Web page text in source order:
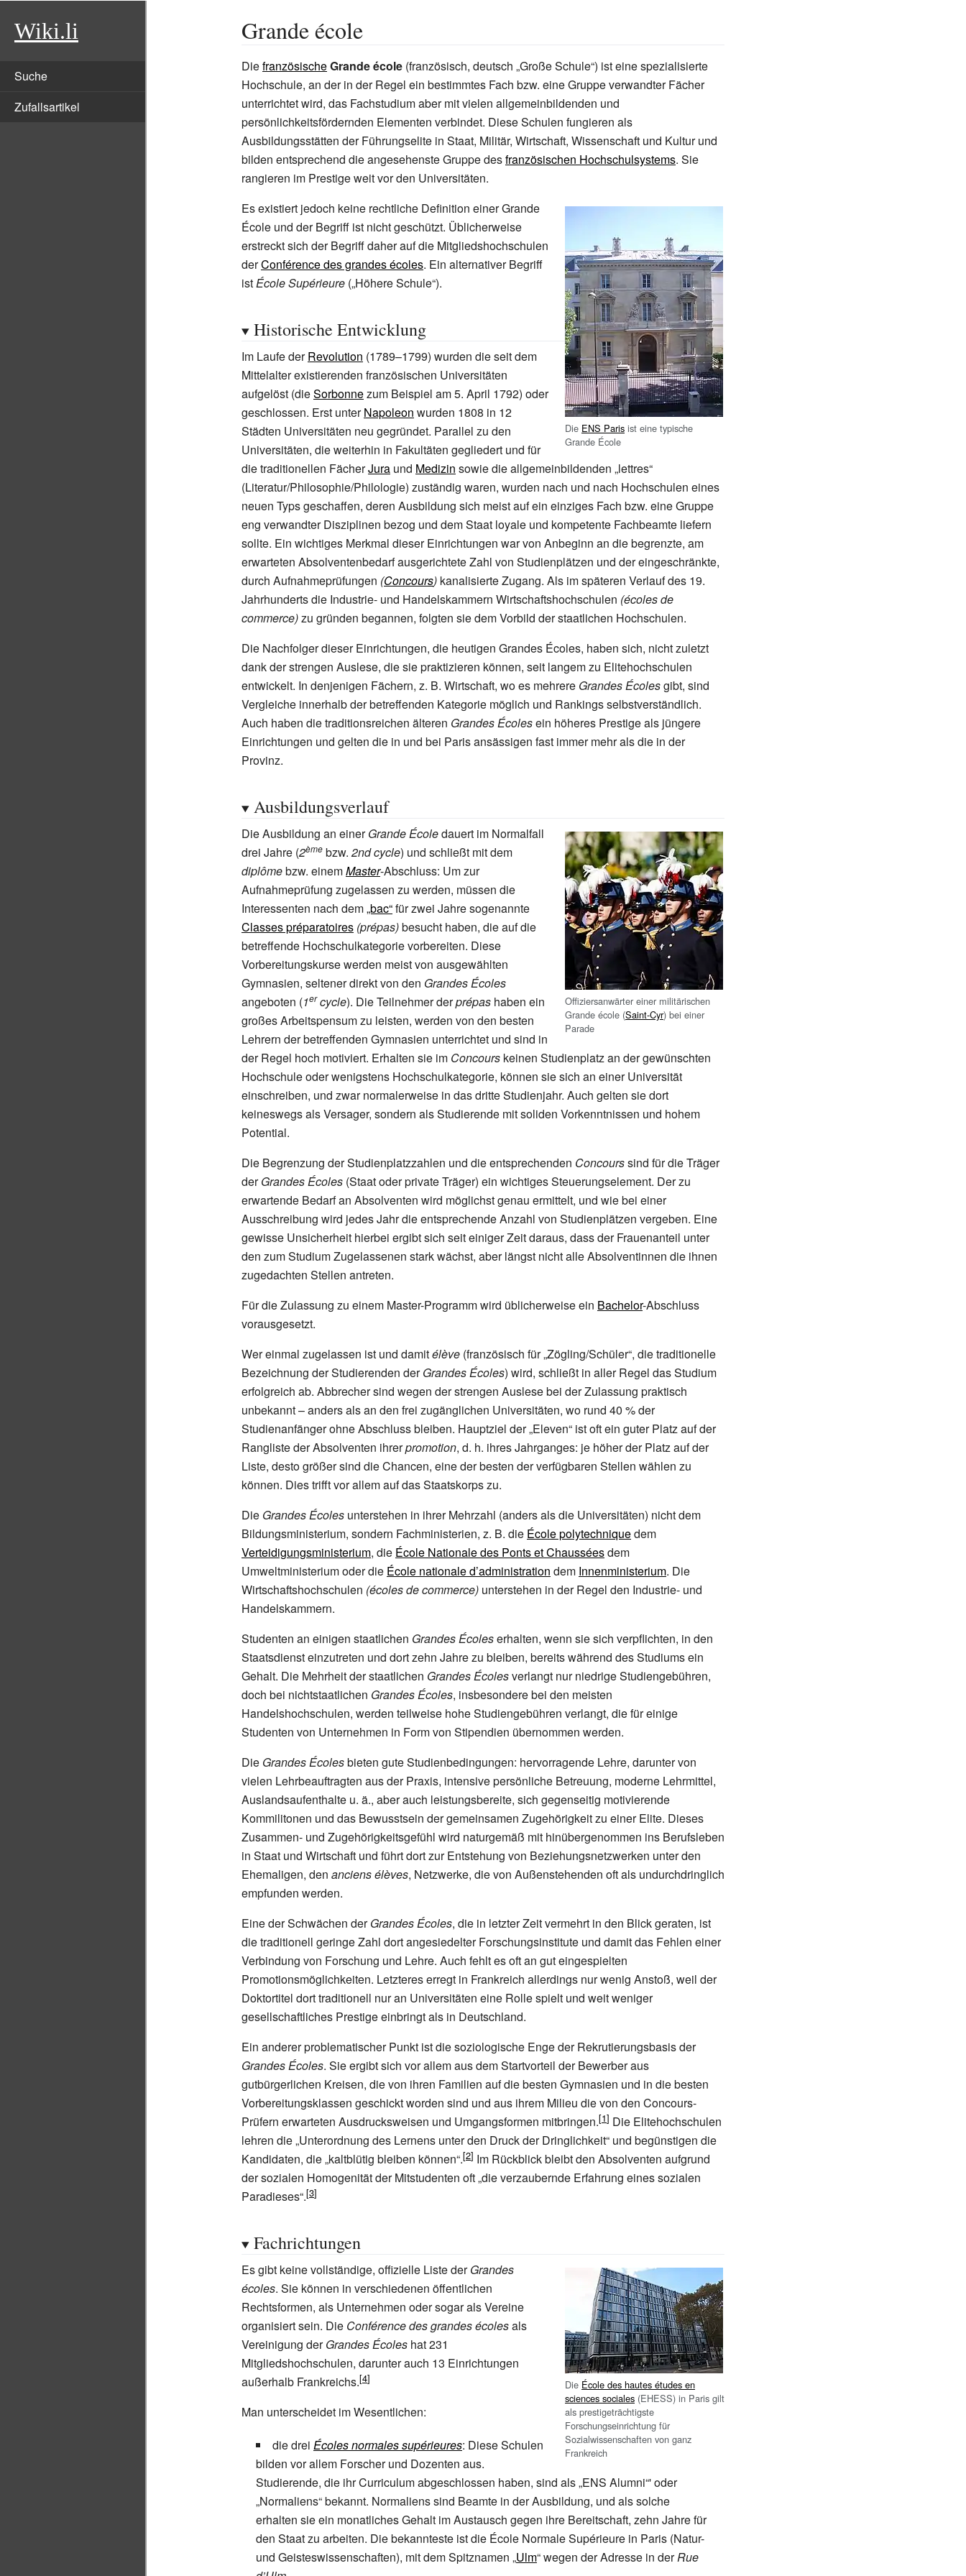
Wiki.li
Suche
Zufallsartikel
Grande école
DiefranzösischeGrande école (französisch, deutsch „Große Schule“) ist eine spezialisierte
Hochschule, an der in der Regel ein bestimmtes Fach bzw. eine Gruppe verwandter Fächer
unterrichtet wird, das Fachstudium aber mit vielen allgemeinbildenden und
persönlichkeitsfördernden Elementen verbindet. Diese Schulen fungieren als
Ausbildungsstätten der Führungselite in Staat, Militär, Wirtschaft, Wissenschaft und Kultur und
bilden entsprechend die angesehenste Gruppe desfranzösischen Hochschulsystems. Sie
rangieren im Prestige weit vor den Universitäten.
Die ENS Paris ist eine typische
Grande École
Es existiert jedoch keine rechtliche Definition einer Grande
École und der Begriff ist nicht geschützt. Üblicherweise
erstreckt sich der Begriff daher auf die Mitgliedshochschulen
derConférence des grandes écoles. Ein alternativer Begriff
istÉcole Supérieure („Höhere Schule“).
Historische Entwicklung
Im Laufe derRevolution (1789–1799) wurden die seit dem
Mittelalter existierenden französischen Universitäten
aufgelöst (dieSorbonnezum Beispiel am 5. April 1792) oder
geschlossen. Erst unterNapoleon wurden 1808 in 12
Städten Universitäten neu gegründet. Parallel zu den
Universitäten, die weiterhin in Fakultäten gegliedert und für
die traditionellen FächerJura und Medizin sowie die allgemeinbildenden „lettres“
(Literatur/Philosophie/Philologie) zuständig waren, wurden nach und nach Hochschulen eines
neuen Typs geschaffen, deren Ausbildung sich meist auf ein einziges Fach bzw. eine Gruppe
eng verwandter Disziplinen bezog und dem Staat loyale und kompetente Fachbeamte liefern
sollte. Ein wichtiges Merkmal dieser Einrichtungen war von Anbeginn an die begrenzte, am
erwarteten Absolventenbedarf ausgerichtete Zahl von Studienplätzen und der eingeschränkte,
durch Aufnahmeprüfungen (Concours) kanalisierte Zugang. Als im späteren Verlauf des 19.
Jahrhunderts die Industrie- und Handelskammern Wirtschaftshochschulen (écoles de
commerce)zu gründen begannen, folgten sie dem Vorbild der staatlichen Hochschulen.
Die Nachfolger dieser Einrichtungen, die heutigen Grandes Écoles, haben sich, nicht zuletzt
dank der strengen Auslese, die sie praktizieren können, seit langem zu Elitehochschulen
entwickelt. In denjenigen Fächern, z. B. Wirtschaft, wo es mehrere Grandes Écolesgibt, sind
Vergleiche innerhalb der betreffenden Kategorie möglich und Rankings selbstverständlich.
Auch haben die traditionsreichen älteren Grandes Écolesein höheres Prestige als jüngere
Einrichtungen und gelten die in und bei Paris ansässigen fast immer mehr als die in der
Provinz.
Ausbildungsverlauf
Offiziersanwärter einer militärischen
Grande école (Saint-Cyr) bei einer
Parade
Die Ausbildung an einerGrande Écoledauert im Normalfall
drei Jahre (2ème bzw. 2nd cycle) und schließt mit dem
diplômebzw. einemMaster-Abschluss: Um zur
Aufnahmeprüfung zugelassen zu werden, müssen die
Interessenten nach dem„bac“für zwei Jahre sogenannte
Classes préparatoires (prépas)besucht haben, die auf die
betreffende Hochschulkategorie vorbereiten. Diese
Vorbereitungskurse werden meist von ausgewählten
Gymnasien, seltener direkt von den Grandes Écoles
angeboten (1ercycle). Die Teilnehmer derprépas haben ein
großes Arbeitspensum zu leisten, werden von den besten
Lehrern der betreffenden Gymnasien unterrichtet und sind in
der Regel hoch motiviert. Erhalten sie im Concours keinen Studienplatz an der gewünschten
Hochschule oder wenigstens Hochschulkategorie, können sie sich an einer Universität
einschreiben, und zwar normalerweise in das dritte Studienjahr. Auch gelten sie dort
keineswegs als Versager, sondern als Studierende mit soliden Vorkenntnissen und hohem
Potential.
Die Begrenzung der Studienplatzzahlen und die entsprechenden Concourssind für die Träger
derGrandes Écoles (Staat oder private Träger) ein wichtiges Steuerungselement. Der zu
erwartende Bedarf an Absolventen wird möglichst genau ermittelt, und wie bei einer
Ausschreibung wird jedes Jahr die entsprechende Anzahl von Studienplätzen vergeben. Eine
gewisse Unsicherheit hierbei ergibt sich seit einiger Zeit daraus, dass der Frauenanteil unter
den zum Studium Zugelassenen stark wächst, aber längst nicht alle Absolventinnen die ihnen
zugedachten Stellen antreten.
Für die Zulassung zu einem Master-Programm wird üblicherweise ein Bachelor-Abschluss
vorausgesetzt.
Wer einmal zugelassen ist und damitélève (französisch für „Zögling/Schüler“, die traditionelle
Bezeichnung der Studierenden derGrandes Écoles) wird, schließt in aller Regel das Studium
erfolgreich ab. Abbrecher sind wegen der strengen Auslese bei der Zulassung praktisch
unbekannt – anders als an den frei zugänglichen Universitäten, wo rund 40 % der
Studienanfänger ohne Abschluss bleiben. Hauptziel der „Eleven“ ist oft ein guter Platz auf der
Rangliste der Absolventen ihrerpromotion, d. h. ihres Jahrganges: je höher der Platz auf der
Liste, desto größer sind die Chancen, eine der besten der verfügbaren Stellen wählen zu
können. Dies trifft vor allem auf das Staatskorps zu.
Die Grandes Écoles unterstehen in ihrer Mehrzahl (anders als die Universitäten) nicht dem
Bildungsministerium, sondern Fachministerien, z. B. die École polytechniquedem
Verteidigungsministerium, die École Nationale des Ponts et Chausséesdem
Umweltministerium oder die École nationale d’administration dem Innenministerium. Die
Wirtschaftshochschulen (écoles de commerce) unterstehen in der Regel den Industrie- und
Handelskammern.
Studenten an einigen staatlichen Grandes Écoleserhalten, wenn sie sich verpflichten, in den
Staatsdienst einzutreten und dort zehn Jahre zu bleiben, bereits während des Studiums ein
Gehalt. Die Mehrheit der staatlichen Grandes Écolesverlangt nur niedrige Studiengebühren,
doch bei nichtstaatlichen Grandes Écoles, insbesondere bei den meisten
Handelshochschulen, werden teilweise hohe Studiengebühren verlangt, die für einige
Studenten von Unternehmen in Form von Stipendien übernommen werden.
Die Grandes Écolesbieten gute Studienbedingungen: hervorragende Lehre, darunter von
vielen Lehrbeauftragten aus der Praxis, intensive persönliche Betreuung, moderne Lehrmittel,
Auslandsaufenthalte u. ä., aber auch leistungsbereite, sich gegenseitig motivierende
Kommilitonen und das Bewusstsein der gemeinsamen Zugehörigkeit zu einer Elite. Dieses
Zusammen- und Zugehörigkeitsgefühl wird naturgemäß mit hinübergenommen ins Berufsleben
in Staat und Wirtschaft und führt dort zur Entstehung von Beziehungsnetzwerken unter den
Ehemaligen, den anciens élèves, Netzwerke, die von Außenstehenden oft als undurchdringlich
empfunden werden.
Eine der Schwächen derGrandes Écoles, die in letzter Zeit vermehrt in den Blick geraten, ist
die traditionell geringe Zahl dort angesiedelter Forschungsinstitute und damit das Fehlen einer
Verbindung von Forschung und Lehre. Auch fehlt es oft an gut eingespielten
Promotionsmöglichkeiten. Letzteres erregt in Frankreich allerdings nur wenig Anstoß, weil der
Doktortitel dort traditionell nur an Universitäten eine Rolle spielt und weit weniger
gesellschaftliches Prestige einbringt als in Deutschland.
Ein anderer problematischer Punkt ist die soziologische Enge der Rekrutierungsbasis der
Grandes Écoles. Sie ergibt sich vor allem aus dem Startvorteil der Bewerber aus
gutbürgerlichen Kreisen, die von ihren Familien auf die besten Gymnasien und in die besten
Vorbereitungsklassen geschickt worden sind und aus ihrem Milieu die von den Concours-
Prüfern erwarteten Ausdrucksweisen und Umgangsformen mitbringen.
Die Elitehochschulen
lehren die „Unterordnung des Lernens unter den Druck der Dringlichkeit“ und begünstigen die
Kandidaten, die „kaltblütig bleiben können“.
Im Rückblick bleibt den Absolventen aufgrund
der sozialen Homogenität der Mitstudenten oft „die verzaubernde Erfahrung eines sozialen
Paradieses“.
Fachrichtungen
Die École des hautes études en
sciences sociales (EHESS) in Paris gilt
als prestigeträchtigste
Forschungseinrichtung für
Sozialwissenschaften von ganz
Frankreich
Es gibt keine vollständige, offizielle Liste derGrandes
écoles. Sie können in verschiedenen öffentlichen
Rechtsformen, als Unternehmen oder sogar als Vereine
organisiert sein. Die Conférence des grandes écolesals
Vereinigung derGrandes Écoles hat 231
Mitgliedshochschulen, darunter auch 13 Einrichtungen
außerhalb Frankreichs.
Man unterscheidet im Wesentlichen:
die drei Écoles normales supérieures: Diese Schulen
bilden vor allem Forscher und Dozenten aus.
Studierende, die ihr Curriculum abgeschlossen haben, sind als „ENS Alumni“' oder
„Normaliens“ bekannt. Normaliens sind Beamte in der Ausbildung, und als solche
erhalten sie ein monatliches Gehalt im Austausch gegen ihre Bereitschaft, zehn Jahre für
den Staat zu arbeiten. Die bekannteste ist die École Normale Supérieure in Paris (Natur-
und Geisteswissenschaften), mit dem Spitznamen „Ulm“ wegen der Adresse in derRue